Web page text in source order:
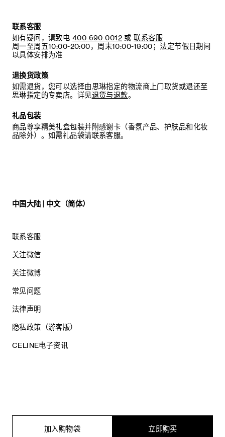
立即购买
加入购物袋
联系客服
如有疑问，请致电 400 690 0012 或 联系客服
周一至周五10:00-20:00，周末10:00-19:00；法定节假日期间
以具体安排为准
退换货政策
如需退货，您可以选择由思琳指定的物流商上门取货或退还至
思琳指定的专卖店。详见退货与退款。
礼品包装
商品尊享精美礼盒包装并附感谢卡（香氛产品、护肤品和化妆
品除外）。如需礼品袋请联系客服。
中国大陆 | 中文（简体）
联系客服
关注微信
关注微博
常见问题
法律声明
隐私政策（游客版）
CELINE电子资讯
思琳商贸（上海）有限公司
沪公网安备 31010602005569
电子营业执照